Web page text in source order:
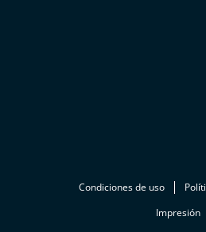
Condiciones de uso
Impresión